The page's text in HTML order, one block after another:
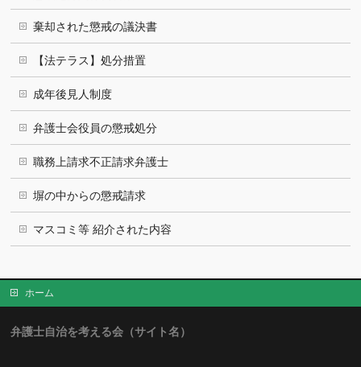
棄却された懲戒の議決書
【法テラス】処分措置
成年後見人制度
弁護士会役員の懲戒処分
職務上請求不正請求弁護士
塀の中からの懲戒請求
マスコミ等 紹介された内容
ホーム
弁護士自治を考える会（サイト名）